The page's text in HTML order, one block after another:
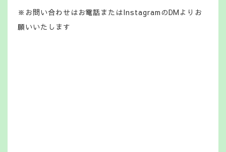
※お問い合わせはお電話またはInstagramのDMよりお
願いいたします